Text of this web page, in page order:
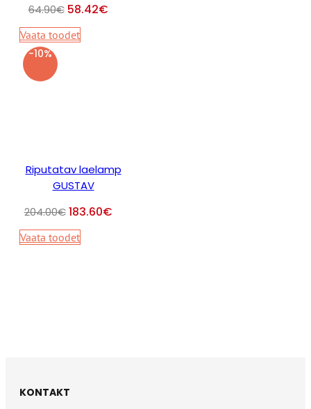
64.90€ 58.42€
Vaata toodet
-10%
Riputatav laelamp
GUSTAV
204.00€ 183.60€
Vaata toodet
KONTAKT